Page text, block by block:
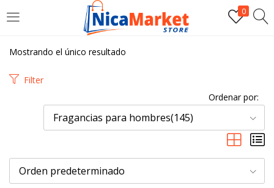
0
INICIAR SESIÓN
Introduzca su nombre de usuario y contraseña para iniciar
Por favor, introduce una respuesta en dígitos:
Mostrando el único resultado
Filter
Ordenar por:
Fragancias para hombres(145)
Orden predeterminado